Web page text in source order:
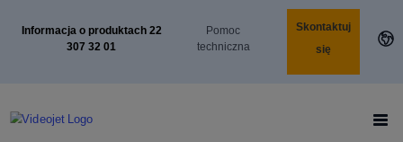
Informacja o produktach 22
307 32 01
Pomoc
techniczna
Skontaktuj
się